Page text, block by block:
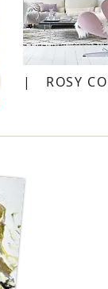
| ROSY